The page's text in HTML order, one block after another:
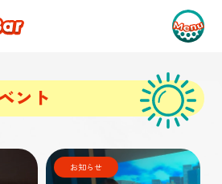
ント
お知らせ